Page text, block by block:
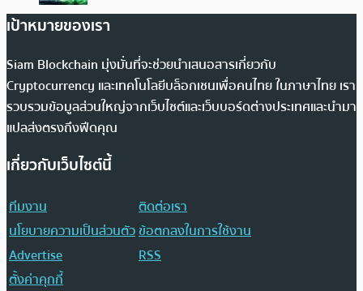
เป้าหมายของเรา
Siam Blockchain มุ่งมั่นที่จะช่วยนำเสนอสารเกี่ยวกับ
Cryptocurrency และเทคโนโลยีบล็อกเชนเพื่อคนไทย ในภาษาไทย เรา
รวบรวมข้อมูลส่วนใหญ่จากเว็บไซต์และเว็บบอร์ดต่างประเทศและนำมา
แปลส่งตรงถึงฟีดคุณ
เกี่ยวกับเว็บไซต์นี้
ทีมงาน
ติดต่อเรา
นโยบายความเป็นส่วนตัวข้อตกลงในการใช้งาน
Advertise
RSS
ตั้งค่าคุกกี้